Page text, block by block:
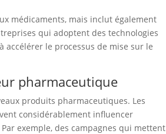
médicaments, mais inclut également
qui adoptent des technologies
accélérer le processus de mise sur le
pharmaceutique
produits pharmaceutiques. Les
considérablement influencer
exemple, des campagnes qui mettent